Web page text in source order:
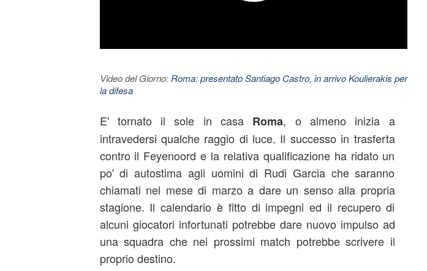
Video del Giorno: Roma: presentato Santiago Castro, in arrivo Koulierakis per
la difesa
E' tornato il sole in casa Roma, o almeno inizia a
intravedersi qualche raggio di luce. Il successo in trasferta
contro il Feyenoord e la relativa qualificazione ha ridato un
po' di autostima agli uomini di Rudi Garcia che saranno
chiamati nel mese di marzo a dare un senso alla propria
stagione. Il calendario è fitto di impegni ed il recupero di
alcuni giocatori infortunati potrebbe dare nuovo impulso ad
una squadra che nei prossimi match potrebbe scrivere il
proprio destino.